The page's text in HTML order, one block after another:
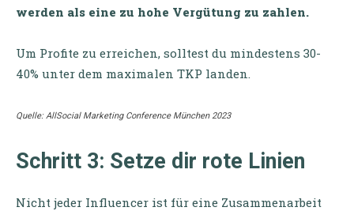
werden als eine zu hohe Vergütung zu zahlen.
Um Profite zu erreichen, solltest du mindestens 30-
40% unter dem maximalen TKP landen.
Quelle: AllSocial Marketing Conference München 2023
Schritt 3: Setze dir rote Linien
Nicht jeder Influencer ist für eine Zusammenarbeit